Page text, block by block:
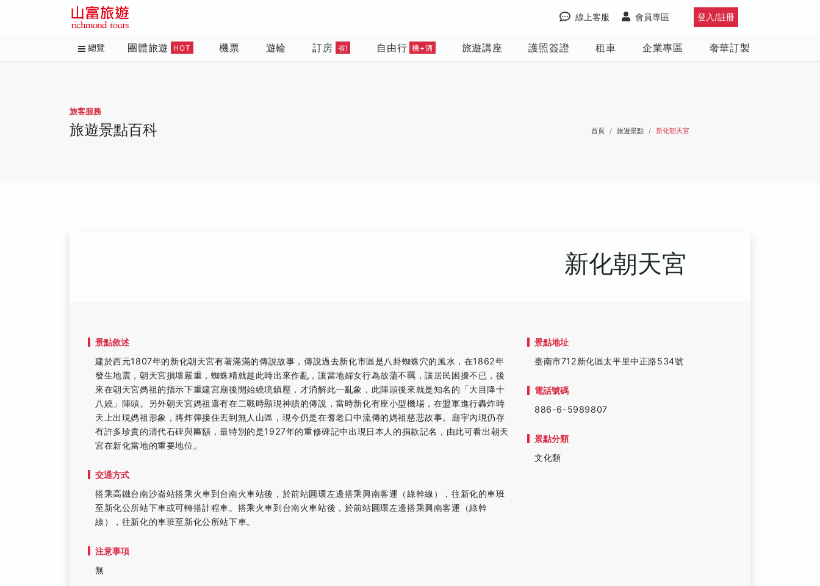
登入/註冊
會員專區
線上客服
總覽 團體旅遊 HOT 機票 遊輪 訂房 省! 自由行 機+酒 旅遊講座 護照簽證 租車 企業專區 奢華訂製
旅客服務
旅遊景點百科 首頁 旅遊景點 新化朝天宮
新化朝天宮
景點敘述
建於西元1807年的新化朝天宮有著滿滿的傳說故事，傳說過去新化市區是八卦蜘蛛穴的風水，在1862年
發生地震，朝天宮損壞嚴重，蜘蛛精就趁此時出來作亂，讓當地婦女行為放蕩不羈，讓居民困擾不已，後
來在朝天宮媽祖的指示下重建宮廟後開始繞境鎮壓，才消解此一亂象，此陣頭後來就是知名的「大目降十
八嬈」陣頭。另外朝天宮媽祖還有在二戰時顯現神蹟的傳說，當時新化有座小型機場，在盟軍進行轟炸時
天上出現媽祖形象，將炸彈接住丟到無人山區，現今仍是在耆老口中流傳的媽祖慈悲故事。廟宇內現仍存
有許多珍貴的清代石碑與匾額，最特別的是1927年的重修碑記中出現日本人的捐款記名，由此可看出朝天
宮在新化當地的重要地位。
交通方式
搭乘高鐵台南沙崙站搭乘火車到台南火車站後，於前站圓環左邊搭乘興南客運（綠幹線），往新化的車班
至新化公所站下車或可轉搭計程車。搭乘火車到台南火車站後，於前站圓環左邊搭乘興南客運（綠幹
線），往新化的車班至新化公所站下車。
注意事項
無
景點地址
臺南市712新化區太平里中正路534號
電話號碼
886-6-5989807
景點分類
文化類